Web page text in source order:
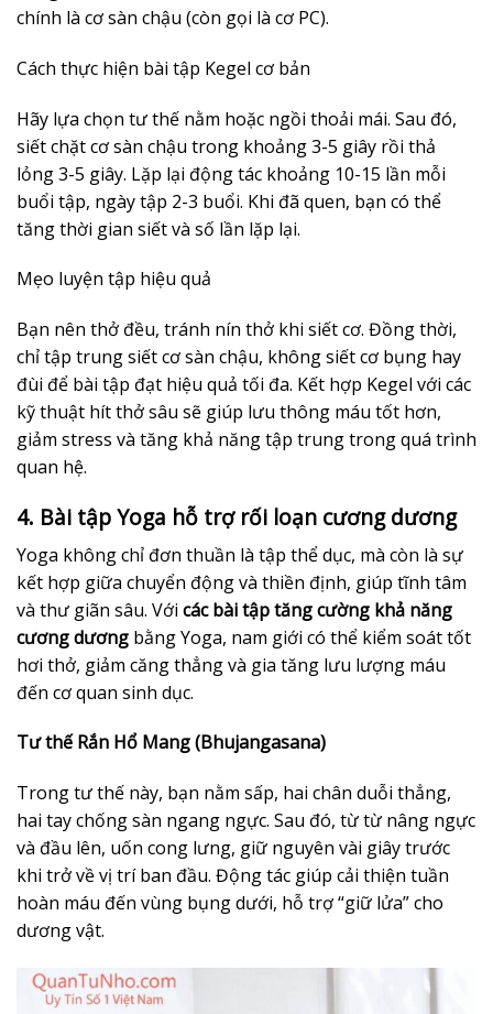
chính là cơ sàn chậu (còn gọi là cơ PC).
Cách thực hiện bài tập Kegel cơ bản
Hãy lựa chọn tư thế nằm hoặc ngồi thoải mái. Sau đó,
siết chặt cơ sàn chậu trong khoảng 3-5 giây rồi thả
lỏng 3-5 giây. Lặp lại động tác khoảng 10-15 lần mỗi
buổi tập, ngày tập 2-3 buổi. Khi đã quen, bạn có thể
tăng thời gian siết và số lần lặp lại.
Mẹo luyện tập hiệu quả
Bạn nên thở đều, tránh nín thở khi siết cơ. Đồng thời,
chỉ tập trung siết cơ sàn chậu, không siết cơ bụng hay
đùi để bài tập đạt hiệu quả tối đa. Kết hợp Kegel với các
kỹ thuật hít thở sâu sẽ giúp lưu thông máu tốt hơn,
giảm stress và tăng khả năng tập trung trong quá trình
quan hệ.
4. Bài tập Yoga hỗ trợ rối loạn cương dương
Yoga không chỉ đơn thuần là tập thể dục, mà còn là sự
kết hợp giữa chuyển động và thiền định, giúp tĩnh tâm
và thư giãn sâu. Với các bài tập tăng cường khả năng
cương dương bằng Yoga, nam giới có thể kiểm soát tốt
hơi thở, giảm căng thẳng và gia tăng lưu lượng máu
đến cơ quan sinh dục.
Tư thế Rắn Hổ Mang (Bhujangasana)
Trong tư thế này, bạn nằm sấp, hai chân duỗi thẳng,
hai tay chống sàn ngang ngực. Sau đó, từ từ nâng ngực
và đầu lên, uốn cong lưng, giữ nguyên vài giây trước
khi trở về vị trí ban đầu. Động tác giúp cải thiện tuần
hoàn máu đến vùng bụng dưới, hỗ trợ “giữ lửa” cho
dương vật.